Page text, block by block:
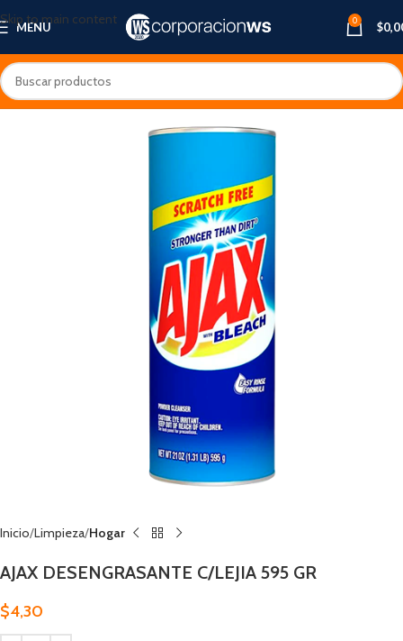
Skip to main content
MENU 0 $
Inicio Limpieza Hogar
AJAX DESENGRASANTE C/LEJIA 595 GR
$4,30